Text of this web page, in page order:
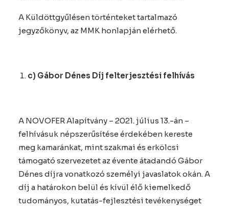
A Küldöttgyűlésen történteket tartalmazó
jegyzőkönyv, az MMK honlapján elérhető.
c) Gábor Dénes Díj felterjesztési felhívás
A NOVOFER Alapítvány – 2021. július 13.-án –
felhívásuk népszerűsítése érdekében kereste
meg kamaránkat, mint szakmai és erkölcsi
támogató szervezetet az évente átadandó Gábor
Dénes díjra vonatkozó személyi javaslatok okán. A
díj a határokon belül és kívül élő kiemelkedő
tudományos, kutatás-fejlesztési tevékenységet